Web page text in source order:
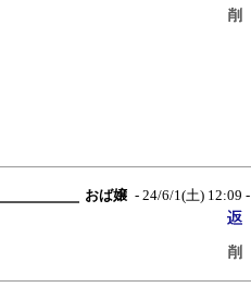
おば嬢 - 24/6/1(土) 12:09 -